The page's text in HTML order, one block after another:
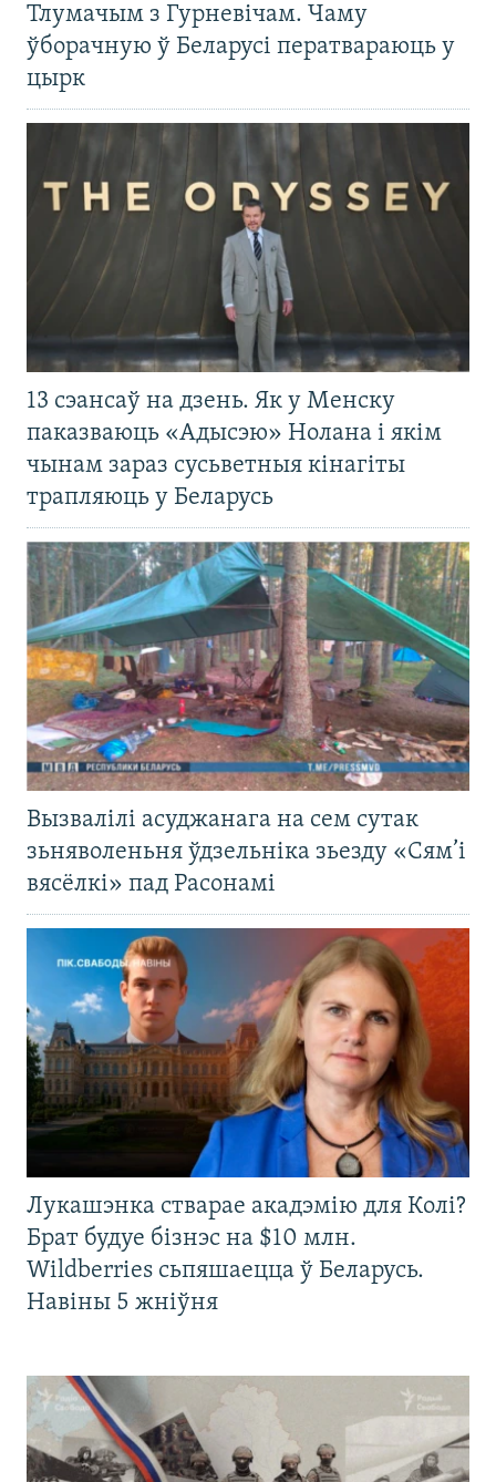
Тлумачым з Гурневічам. Чаму
ўборачную ў Беларусі ператвараюць у
цырк
13 сэансаў на дзень. Як у Менску
паказваюць «Адысэю» Нолана і якім
чынам зараз сусьветныя кінагіты
трапляюць у Беларусь
Вызвалілі асуджанага на сем сутак
зьняволеньня ўдзельніка зьезду «Сям’і
вясёлкі» пад Расонамі
Лукашэнка стварае акадэмію для Колі?
Брат будуе бізнэс на $10 млн.
Wildberries сьпяшаецца ў Беларусь.
Навіны 5 жніўня